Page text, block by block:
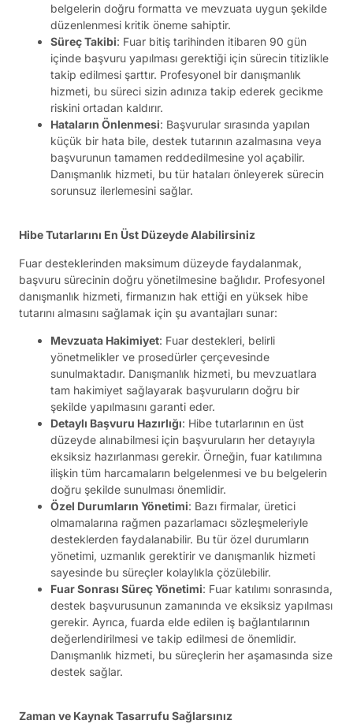
belgelerin doğru formatta ve mevzuata uygun şekilde
düzenlenmesi kritik öneme sahiptir.
Süreç Takibi: Fuar bitiş tarihinden itibaren 90 gün
içinde başvuru yapılması gerektiği için sürecin titizlikle
takip edilmesi şarttır. Profesyonel bir danışmanlık
hizmeti, bu süreci sizin adınıza takip ederek gecikme
riskini ortadan kaldırır.
Hataların Önlenmesi: Başvurular sırasında yapılan
küçük bir hata bile, destek tutarının azalmasına veya
başvurunun tamamen reddedilmesine yol açabilir.
Danışmanlık hizmeti, bu tür hataları önleyerek sürecin
sorunsuz ilerlemesini sağlar.
Hibe Tutarlarını En Üst Düzeyde Alabilirsiniz
Fuar desteklerinden maksimum düzeyde faydalanmak,
başvuru sürecinin doğru yönetilmesine bağlıdır. Profesyonel
danışmanlık hizmeti, firmanızın hak ettiği en yüksek hibe
tutarını almasını sağlamak için şu avantajları sunar:
Mevzuata Hakimiyet: Fuar destekleri, belirli
yönetmelikler ve prosedürler çerçevesinde
sunulmaktadır. Danışmanlık hizmeti, bu mevzuatlara
tam hakimiyet sağlayarak başvuruların doğru bir
şekilde yapılmasını garanti eder.
Detaylı Başvuru Hazırlığı: Hibe tutarlarının en üst
düzeyde alınabilmesi için başvuruların her detayıyla
eksiksiz hazırlanması gerekir. Örneğin, fuar katılımına
ilişkin tüm harcamaların belgelenmesi ve bu belgelerin
doğru şekilde sunulması önemlidir.
Özel Durumların Yönetimi: Bazı firmalar, üretici
olmamalarına rağmen pazarlamacı sözleşmeleriyle
desteklerden faydalanabilir. Bu tür özel durumların
yönetimi, uzmanlık gerektirir ve danışmanlık hizmeti
sayesinde bu süreçler kolaylıkla çözülebilir.
Fuar Sonrası Süreç Yönetimi: Fuar katılımı sonrasında,
destek başvurusunun zamanında ve eksiksiz yapılması
gerekir. Ayrıca, fuarda elde edilen iş bağlantılarının
değerlendirilmesi ve takip edilmesi de önemlidir.
Danışmanlık hizmeti, bu süreçlerin her aşamasında size
destek sağlar.
Zaman ve Kaynak Tasarrufu Sağlarsınız